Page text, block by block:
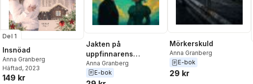
röster:
Del 1
Insnöad
Anna Granberg
Häftad, 2023
149 kr
Jakten på
uppfinnarens
hemlighet
Anna Granberg
E-bok
Mörkerskuld
Anna Granberg
E-bok
29 kr